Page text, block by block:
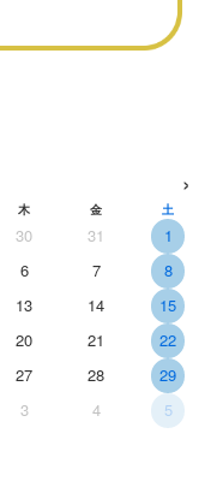
›
木 金 土
30 31
1
6 7
8
13 14
15
20 21
22
27 28
29
3 4 5